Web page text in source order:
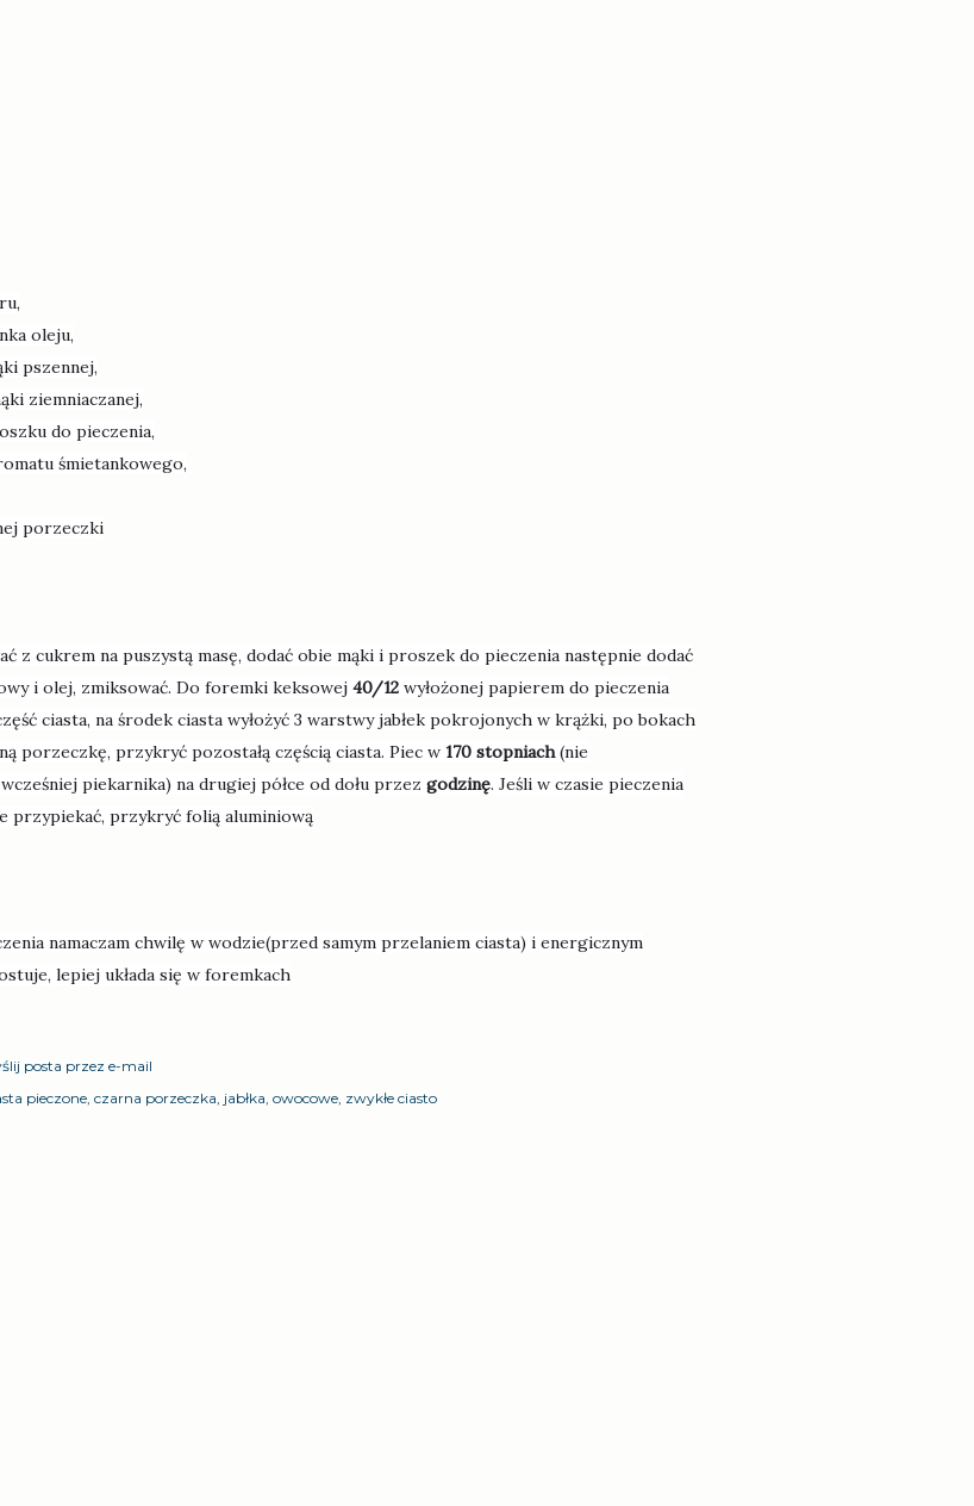
oleju,
pszennej,
ziemniaczanej,
do pieczenia,
śmietankowego,
porzeczki
z cukrem na puszystą masę, dodać obie mąki i proszek do pieczenia następnie dodać
i olej, zmiksować. Do foremki keksowej 40/12 wyłożonej papierem do pieczenia
ciasta, na środek ciasta wyłożyć 3 warstwy jabłek pokrojonych w krążki, po bokach
porzeczkę, przykryć pozostałą częścią ciasta. Piec w 170 stopniach(nie
piekarnika) na drugiej półce od dołu przez godzinę. Jeśli w czasie pieczenia
przypiekać, przykryć folią aluminiową
namaczam chwilę w wodzie(przed samym przelaniem ciasta) i energicznym
lepiej układa się w foremkach
posta przez e-mail
pieczone czarna porzeczka jabłka owocowe zwykłe ciasto